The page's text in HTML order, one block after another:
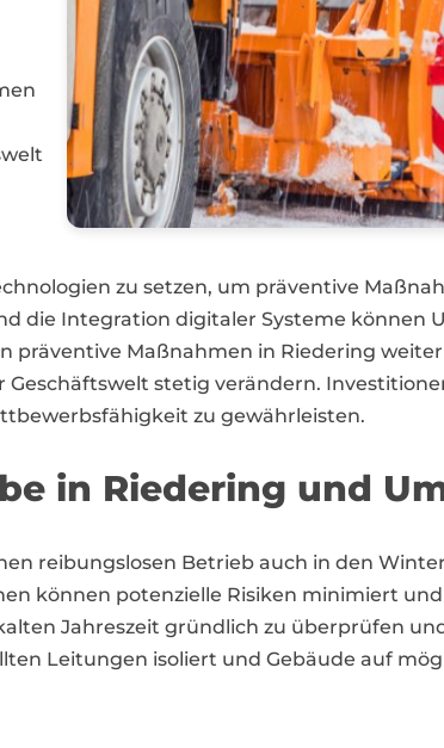
zu setzen, um präventive
die Integration digitaler Systeme können
präventive Maßnahmen in Riedering
stetig verändern.
zu gewährleisten.
in Riedering und
reibungslosen Betrieb auch in den
können potenzielle Risiken minimiert
Jahreszeit gründlich zu überprüfen
Leitungen isoliert und Gebäude auf